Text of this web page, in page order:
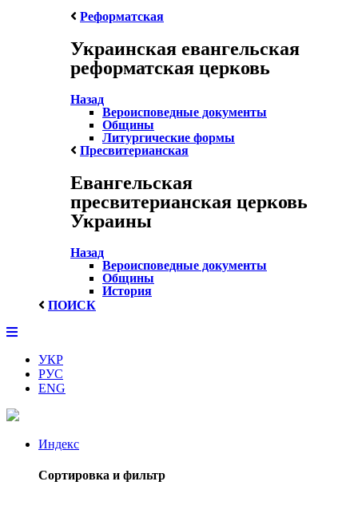
Реформатская
Украинская евангельская
реформатская церковь
Назад
Вероисповедные документы
Общины
Литургические формы
Пресвитерианская
Евангельская
пресвитерианская церковь
Украины
Назад
Вероисповедные документы
Общины
История
ПОИСК
УКР
РУС
ENG
Индекс
Сортировка и фильтр